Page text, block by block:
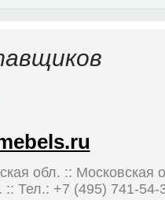
обл. :: Московская
:: Тел.: +7 (495) 741-